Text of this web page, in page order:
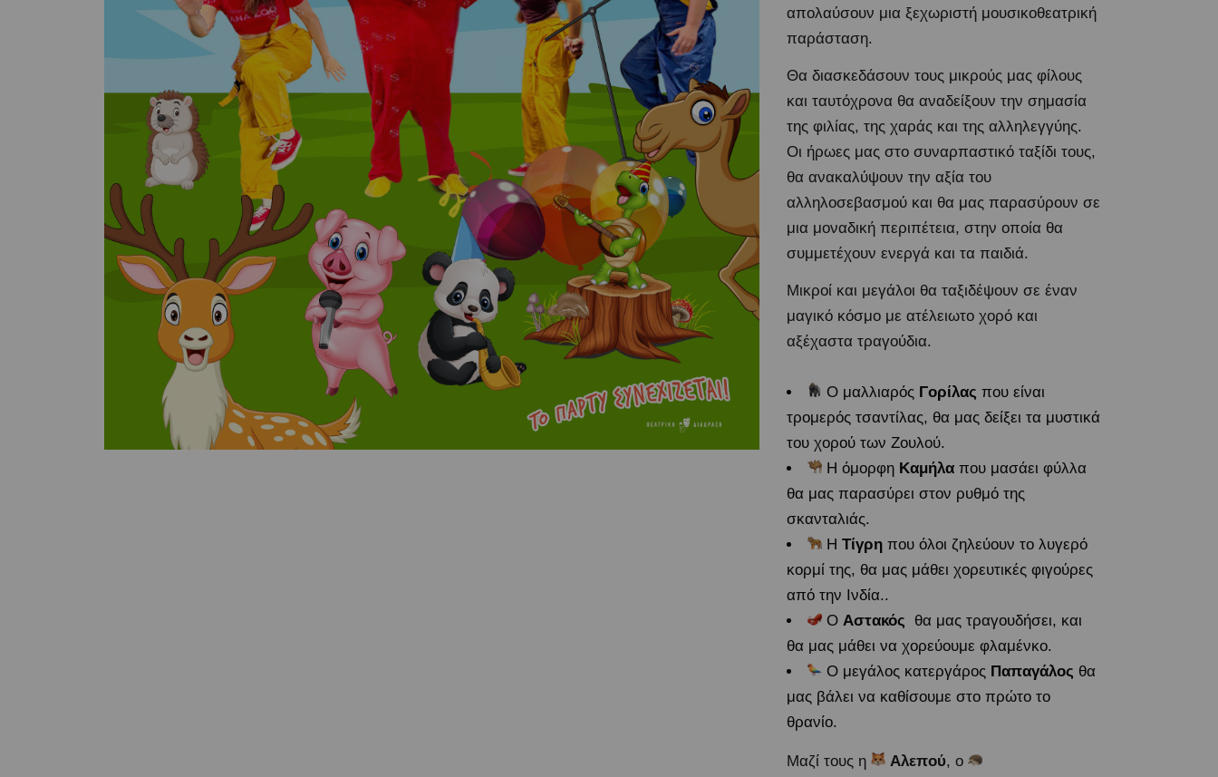
απολαύσουν μια ξεχωριστή μουσικοθεατρική
παράσταση.
Θα διασκεδάσουν τους μικρούς μας φίλους
και ταυτόχρονα θα αναδείξουν την σημασία
της φιλίας, της χαράς και της αλληλεγγύης.
Οι ήρωες μας στο συναρπαστικό ταξίδι τους,
θα ανακαλύψουν την αξία του
αλληλοσεβασμού και θα μας παρασύρουν σε
μια μοναδική περιπέτεια, στην οποία θα
συμμετέχουν ενεργά και τα παιδιά.
Μικροί και μεγάλοι θα ταξιδέψουν σε έναν
μαγικό κόσμο με ατέλειωτο χορό και
αξέχαστα τραγούδια.
Ο μαλλιαρός Γορίλας που είναι
τρομερός τσαντίλας, θα μας δείξει τα μυστικά
του χορού των Ζουλού.
Η όμορφη Καμήλαπου μασάει φύλλα
θα μας παρασύρει στον ρυθμό της
σκανταλιάς.
Η Τίγρηπου όλοι ζηλεύουν το λυγερό
κορμί της, θα μας μάθει χορευτικές φιγούρες
από την Ινδία..
Ο Αστακός θα μας τραγουδήσει, και
θα μας μάθει να χορεύουμε φλαμένκο.
Ο μεγάλος κατεργάρος Παπαγάλος θα
μας βάλει να καθίσουμε στο πρώτο το
θρανίο.
Μαζί τους η Αλεπού, ο